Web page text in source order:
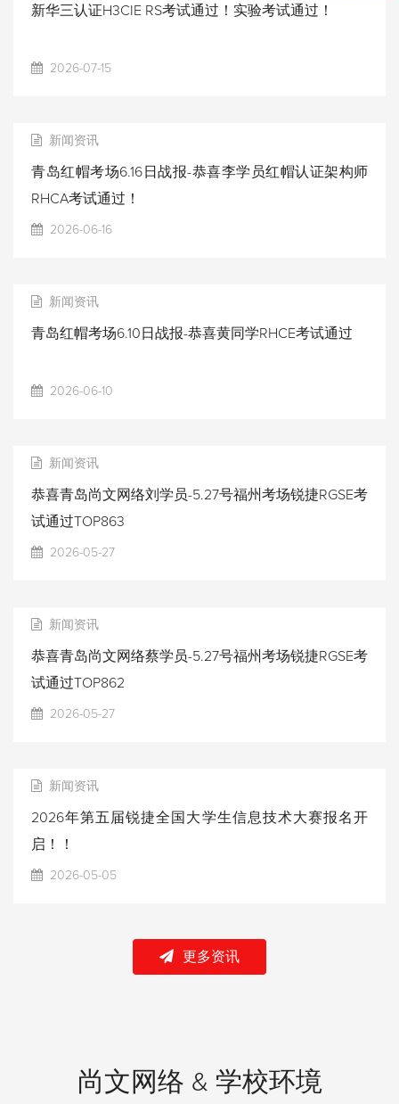
新华三认证H3CIE RS考试通过！实验考试通过！
2026-07-15
新闻资讯
青岛红帽考场6.16日战报-恭喜李学员红帽认证架构师
RHCA考试通过！
2026-06-16
新闻资讯
青岛红帽考场6.10日战报-恭喜黄同学RHCE考试通过
2026-06-10
新闻资讯
恭喜青岛尚文网络刘学员-5.27号福州考场锐捷RGSE考
试通过TOP863
2026-05-27
新闻资讯
恭喜青岛尚文网络蔡学员-5.27号福州考场锐捷RGSE考
试通过TOP862
2026-05-27
新闻资讯
2026年第五届锐捷全国大学生信息技术大赛报名开
启！！
2026-05-05
更多资讯
尚文网络 & 学校环境